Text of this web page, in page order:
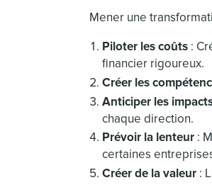
Mener une
Piloter les coûts :
financier rigoureux.
Créer les
Anticiper les
chaque direction.
Prévoir la lenteur :
certaines
Créer de la valeur :